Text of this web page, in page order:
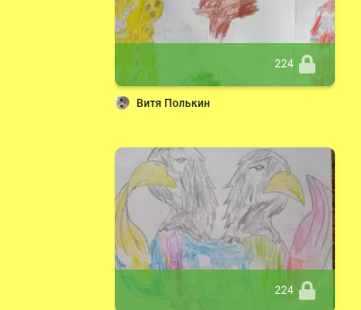
224
Витя Полькин
224